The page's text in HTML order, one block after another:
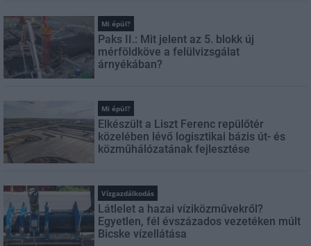
Mi épül?
Paks II.: Mit jelent az 5. blokk új
mérföldköve a felülvizsgálat
árnyékában?
Mi épül?
Elkészült a Liszt Ferenc repülőtér
közelében lévő logisztikai bázis út- és
közműhálózatának fejlesztése
Vízgazdálkodás
Látlelet a hazai víziközművekről?
Egyetlen, fél évszázados vezetéken múlt
Bicske vízellátása